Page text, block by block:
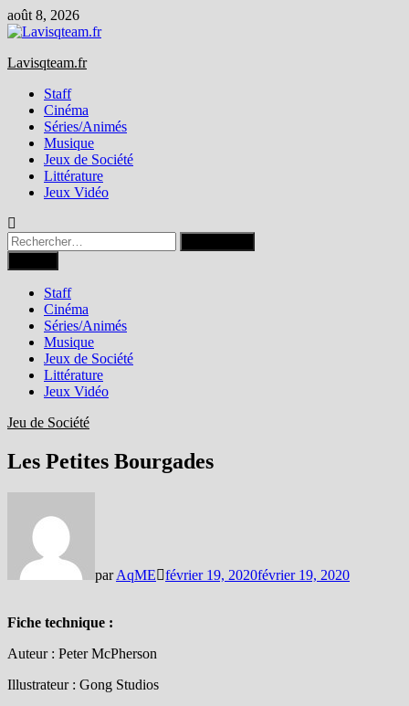
Passer
au
août 8, 2026
Lavisqteam.fr
Staff
Cinéma
Séries/Animés
Musique
Jeux de Société
Littérature
Jeux Vidéo
Rechercher :
Staff
Cinéma
Séries/Animés
Musique
Jeux de Société
Littérature
Jeux Vidéo
Jeu de Société
Les Petites Bourgades
parAqME février 19, 2020février 19, 2020
Fiche technique :
Auteur : Peter McPherson
Illustrateur : Gong Studios